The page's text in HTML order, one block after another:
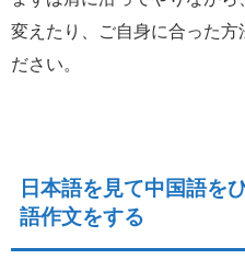
変えたり、ご自身に合った方
ださい。
日本語を見て中国語を
語作文をする